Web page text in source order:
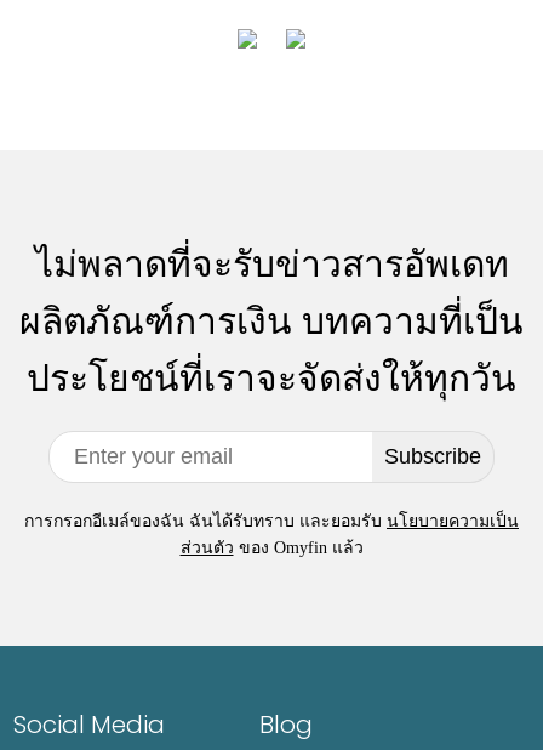
ไม่พลาดที่จะรับข่าวสารอัพเดท
ผลิตภัณฑ์การเงิน บทความที่เป็น
ประโยชน์ที่เราจะจัดส่งให้ทุกวัน
Subscribe
การกรอกอีเมล์ของฉัน ฉันได้รับทราบ และยอมรับ นโยบายความเป็น
ส่วนตัว ของ Omyfin แล้ว
Social Media Blog